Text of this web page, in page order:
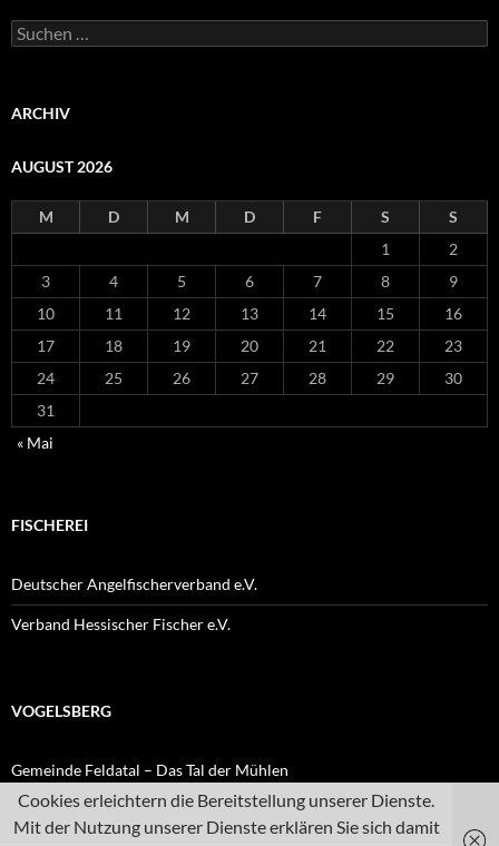
Suchen
nach:
ARCHIV
AUGUST 2026
M D M D F S
S
1
2
3
4 5 6 7 8
9
10
11 12 13 14 15
16
17
18 19 20 21 22
23
24
25 26 27 28 29
30
31
« Mai
FISCHEREI
Deutscher Angelfischerverband e.V.
Verband Hessischer Fischer e.V.
VOGELSBERG
Gemeinde Feldatal – Das Tal der Mühlen
Cookies erleichtern die Bereitstellung unserer Dienste.
Mit der Nutzung unserer Dienste erklären Sie sich damit